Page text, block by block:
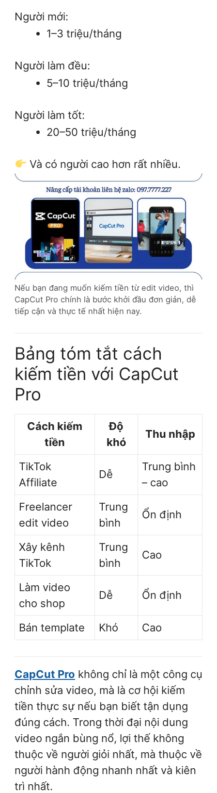
Người mới:
1–3 triệu/tháng
Người làm đều:
5–10 triệu/tháng
Người làm tốt:
20–50 triệu/tháng
Và có người cao hơn rất nhiều.
Nếu bạn đang muốn kiếm tiền từ edit video, thì
CapCut Pro chính là bước khởi đầu đơn giản, dễ
tiếp cận và thực tế nhất hiện nay.
Bảng tóm tắt cách
kiếm tiền với CapCut
Pro
Cách kiếm
tiền
Độ
khó
Thu nhập
TikTok
Affiliate
Dễ
Trung bình
– cao
Freelancer
edit video
Trung
bình
Ổn định
Xây kênh
TikTok
Trung
bình
Cao
Làm video
cho shop
Dễ Ổn định
Bán template Khó Cao
CapCut Pro không chỉ là một công cụ
chỉnh sửa video, mà là cơ hội kiếm
tiền thực sự nếu bạn biết tận dụng
đúng cách. Trong thời đại nội dung
video ngắn bùng nổ, lợi thế không
thuộc về người giỏi nhất, mà thuộc về
người hành động nhanh nhất và kiên
trì nhất.